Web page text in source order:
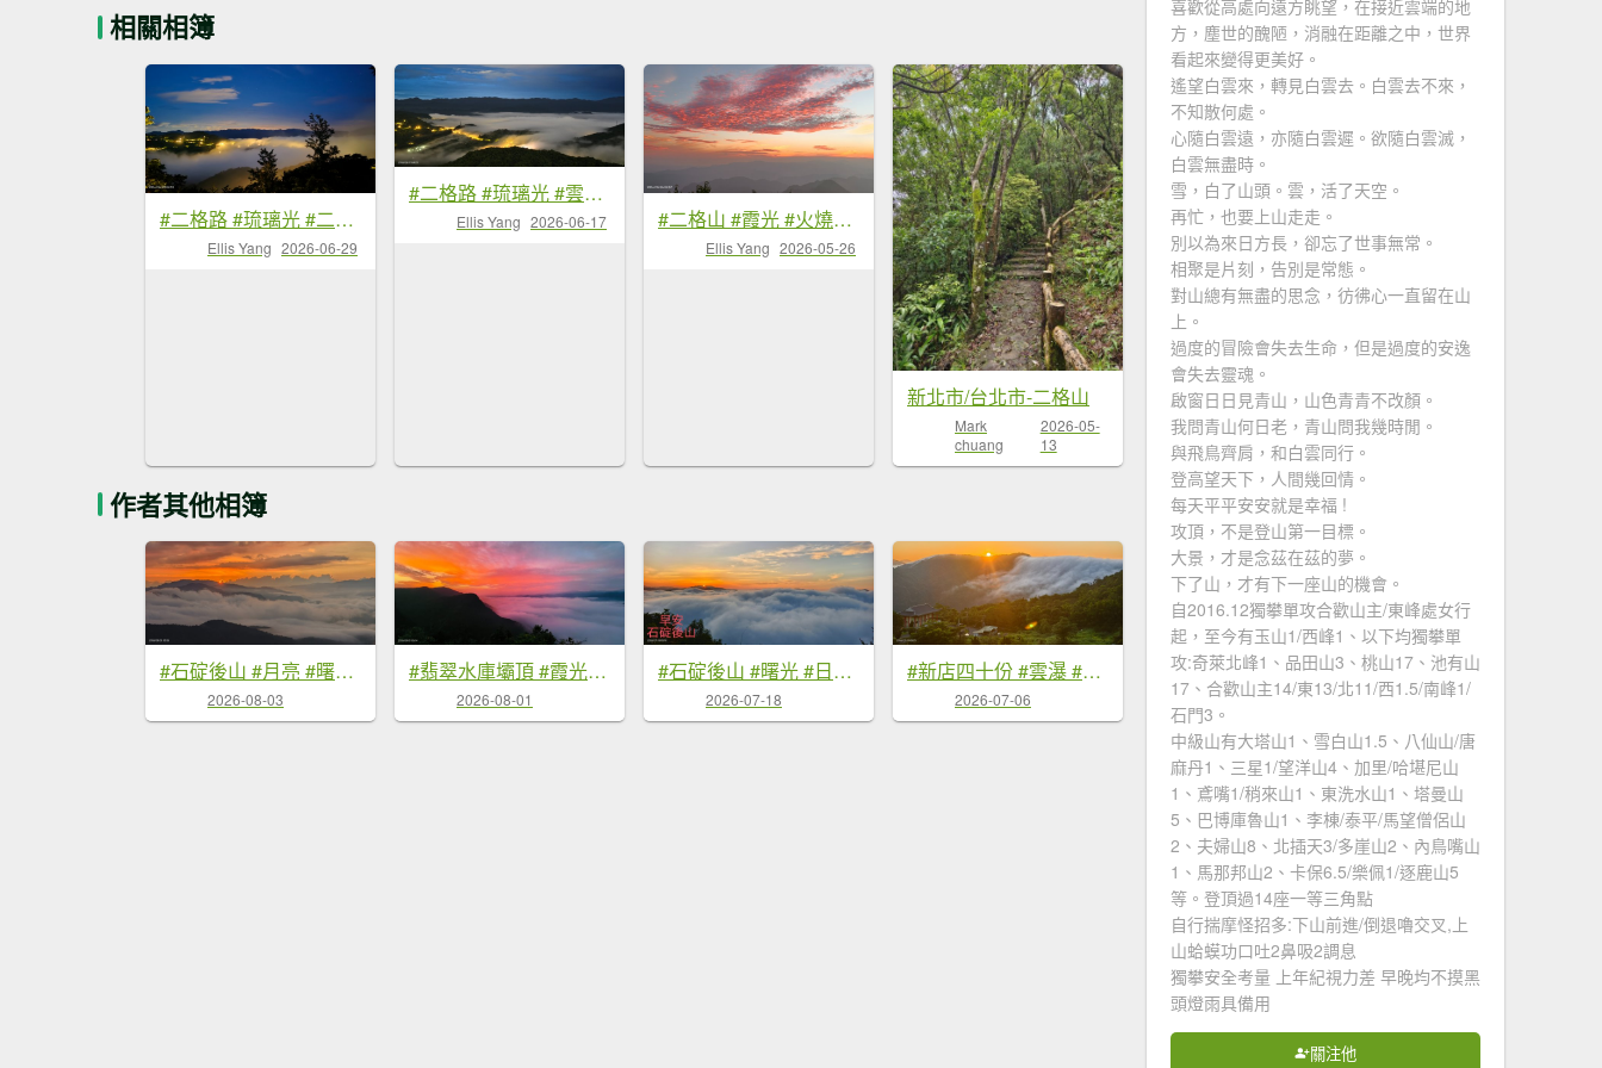
相關相簿
#二格路 #琉璃光 #二格山 #雲海流瀑 #日出 #火燒雲 6/29
Ellis Yang 2026-06-29
#二格路 #琉璃光 #雲瀑 #二格山 #雲海流瀑 #日出 6/17&18
Ellis Yang 2026-06-17 #二格山 #霞光 #火燒雲 #日出 #雲海 #漁人碼頭 #夕陽 5/26
Ellis Yang 2026-05-26
新北市/台北市-二格山
Mark
chuang
2026-05-
13
作者其他相簿
#石碇後山 #月亮 #曙光 #反燒 #日出 #雲海 8/3
2026-08-03
#翡翠水庫壩頂 #霞光 #火燒雲 #日出 #雲海 #山羌 8/1&5&6
2026-08-01
#石碇後山 #曙光 #日出 #雲海 7/18
2026-07-18
#新店四十份 #雲瀑 #翡翠水庫壩頂 #日出 #雲海 #觀音圈 7/6&7&19
2026-07-06
喜歡從高處向遠方眺望，在接近雲端的地
方，塵世的醜陋，消融在距離之中，世界
看起來變得更美好。
遙望白雲來，轉見白雲去。白雲去不來，
不知散何處。
心隨白雲遠，亦隨白雲遲。欲隨白雲滅，
白雲無盡時。
雪，白了山頭。雲，活了天空。
再忙，也要上山走走。
別以為來日方長，卻忘了世事無常。
相聚是片刻，告別是常態。
對山總有無盡的思念，彷彿心一直留在山
上。
過度的冒險會失去生命，但是過度的安逸
會失去靈魂。
啟窗日日見青山，山色青青不改顏。
我問青山何日老，青山問我幾時閒。
與飛鳥齊肩，和白雲同行。
登高望天下，人間幾回情。
每天平平安安就是幸福 !
攻頂，不是登山第一目標。
大景，才是念茲在茲的夢。
下了山，才有下一座山的機會。
自2016.12獨攀單攻合歡山主/東峰處女行
起，至今有玉山1/西峰1、以下均獨攀單
攻:奇萊北峰1、品田山3、桃山17、池有山
17、合歡山主14/東13/北11/西1.5/南峰1/
石門3。
中級山有大塔山1、雪白山1.5、八仙山/唐
麻丹1、三星1/望洋山4、加里/哈堪尼山
1、鳶嘴1/稍來山1、東洗水山1、塔曼山
5、巴博庫魯山1、李棟/泰平/馬望僧侶山
2、夫婦山8、北插天3/多崖山2、內鳥嘴山
1、馬那邦山2、卡保6.5/樂佩1/逐鹿山5
等。登頂過14座一等三角點
自行揣摩怪招多:下山前進/倒退嚕交叉,上
山蛤蟆功口吐2鼻吸2調息
獨攀安全考量 上年紀視力差 早晚均不摸黑
頭燈雨具備用
關注他